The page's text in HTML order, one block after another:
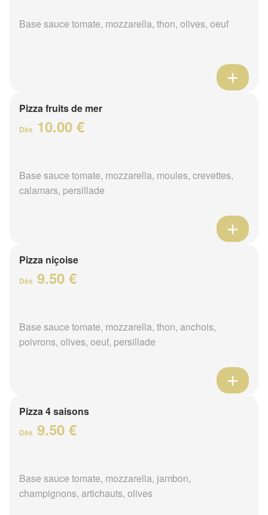
Base sauce tomate, mozzarella, thon, olives, oeuf
Pizza fruits de mer
Dès 10.00 €
Base sauce tomate, mozzarella, moules, crevettes,
calamars, persillade
Pizza niçoise
Dès 9.50 €
Base sauce tomate, mozzarella, thon, anchois,
poivrons, olives, oeuf, persillade
Pizza 4 saisons
Dès 9.50 €
Base sauce tomate, mozzarella, jambon,
champignons, artichauts, olives